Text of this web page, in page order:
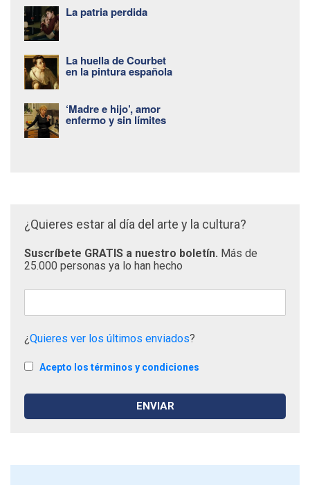
La patria perdida
La huella de Courbet
en la pintura española
‘Madre e hijo’, amor
enfermo y sin límites
¿Quieres estar al día del arte y la cultura?
Suscríbete GRATIS a nuestro boletín. Más de
25.000 personas ya lo han hecho
¿Quieres ver los últimos enviados?
Acepto los términos y condiciones